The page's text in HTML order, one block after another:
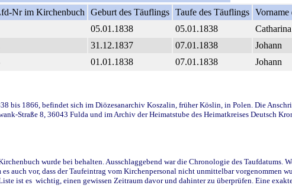
Nr im Kirchenbuch Geburt des Täuflings Taufe des Täuflings Vorname
05.01.1838 05.01.1838 Catharina
31.12.1837 07.01.1838 Johann
01.01.1838 07.01.1838 Johann
bis 1866, befindet sich im Diözesanarchiv Koszalin, früher Köslin, in Polen. Die
Straße 8, 36043 Fulda und im Archiv der Heimatstube des Heimatkreises Deutsch
wurde bei behalten. Ausschlaggebend war die Chronologie des
auch vor, dass der Taufeintrag vom Kirchenpersonal nicht unmittelbar vorgenommen
ist es wichtig, einen gewissen Zeitraum davor und dahinter zu überprüfen. Eine